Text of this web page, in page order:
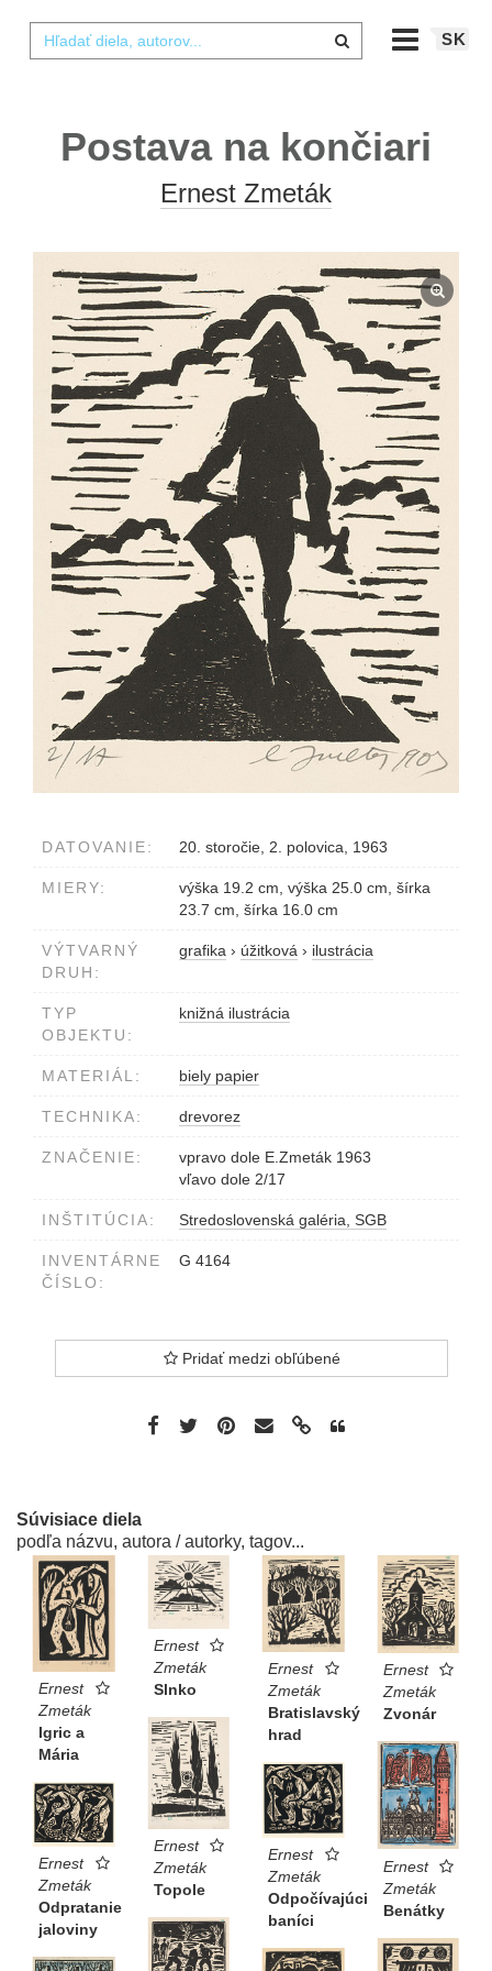
SK
Postava na končiari
Ernest Zmeták
DATOVANIE: 20. storočie, 2. polovica, 1963
MIERY:
výška 19.2 cm, výška 25.0 cm, šírka
23.7 cm, šírka 16.0 cm
VÝTVARNÝ
DRUH:
grafika › úžitková › ilustrácia
TYP
OBJEKTU:
knižná ilustrácia
MATERIÁL: biely papier
TECHNIKA: drevorez
ZNAČENIE:
vpravo dole E.Zmeták 1963
vľavo dole 2/17
INŠTITÚCIA: Stredoslovenská galéria, SGB
INVENTÁRNE
ČÍSLO:
G 4164
Pridať medzi obľúbené
Súvisiace diela
podľa názvu, autora / autorky, tagov...
Ernest
Zmeták
Igric a
Mária
Ernest
Zmeták
Slnko
Ernest
Zmeták
Bratislavský
hrad
Ernest
Zmeták
Zvonár
Ernest
Zmeták
Topole
Ernest
Zmeták
Benátky
Ernest
Zmeták
Odpočívajúci
baníci
Ernest
Zmeták
Odpratanie
jaloviny